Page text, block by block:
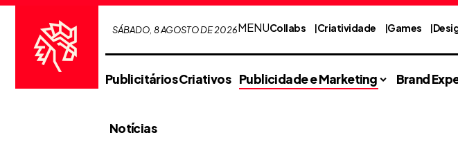
SÁBADO, 8 AGOSTO DE 2026MENUCollabs Criatividade Games
Publicitários Criativos Publicidade e Marketing Brand
Notícias